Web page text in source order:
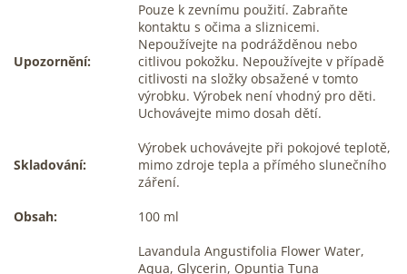
Upozornění:
Pouze k zevnímu použití. Zabraňte
kontaktu s očima a sliznicemi.
Nepoužívejte na podrážděnou nebo
citlivou pokožku. Nepoužívejte v případě
citlivosti na složky obsažené v tomto
výrobku. Výrobek není vhodný pro děti.
Uchovávejte mimo dosah dětí.
Skladování:
Výrobek uchovávejte při pokojové teplotě,
mimo zdroje tepla a přímého slunečního
záření.
Obsah:
100 ml
Lavandula Angustifolia Flower Water,
Aqua, Glycerin, Opuntia Tuna